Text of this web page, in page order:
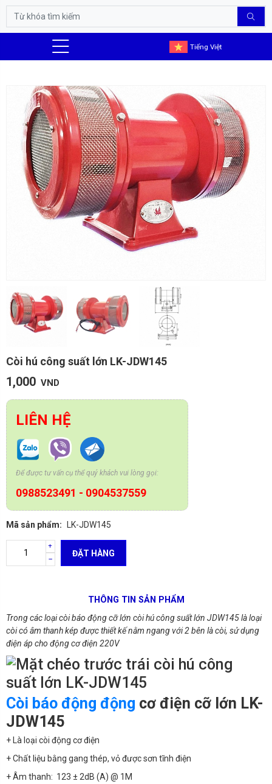
Tiếng Việt
Còi hú công suất lớn LK-JDW145
1,000 VND
LIÊN HỆ
Để được tư vấn cụ thể quý khách vui lòng gọi:
0988523491 - 0904537559
Mã sản phẩm: LK-JDW145
ĐẶT HÀNG
THÔNG TIN SẢN PHẨM
Trong các loại còi báo động cỡ lớn còi hú công suất lớn JDW145 là loại
còi có âm thanh kép được thiết kế nằm ngang với 2 bên là còi, sử dụng
điện áp cho động cơ điện 220V
Còi báo động động cơ điện cỡ lớn LK-
JDW145
+ Là loại còi động cơ điện
+ Chất liệu bằng gang thép, vỏ được sơn tĩnh điện
+ Âm thanh: 123 ± 2dB (A) @ 1M